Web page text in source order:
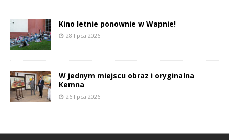
Kino letnie ponownie w Wapnie!
28 lipca 2026
W jednym miejscu obraz i oryginalna
Kemna
26 lipca 2026